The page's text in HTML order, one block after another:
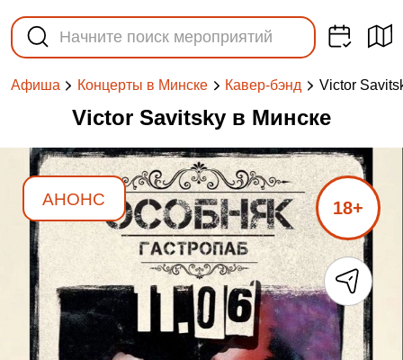
Афиша Концерты в Минске Кавер-бэнд Victor
Victor Savitsky в Минске
АНОНС 18+